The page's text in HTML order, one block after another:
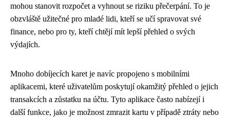
mohou stanovit rozpočet a vyhnout se riziku přečerpání. To je
obzvláště užitečné pro mladé lidi, kteří se učí spravovat své
finance, nebo pro ty, kteří chtějí mít lepší přehled o svých
výdajích.
Mnoho dobíjecích karet je navíc propojeno s mobilními
aplikacemi, které uživatelům poskytují okamžitý přehled o jejich
transakcích a zůstatku na účtu. Tyto aplikace často nabízejí i
další funkce, jako je možnost zmrazit kartu v případě ztráty nebo